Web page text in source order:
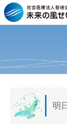
明